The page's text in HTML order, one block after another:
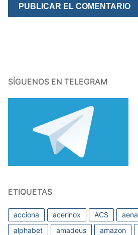
SÍGUENOS EN TELEGRAM
ETIQUETAS
acciona acerinox ACS aena
alphabet
amadeus amazon